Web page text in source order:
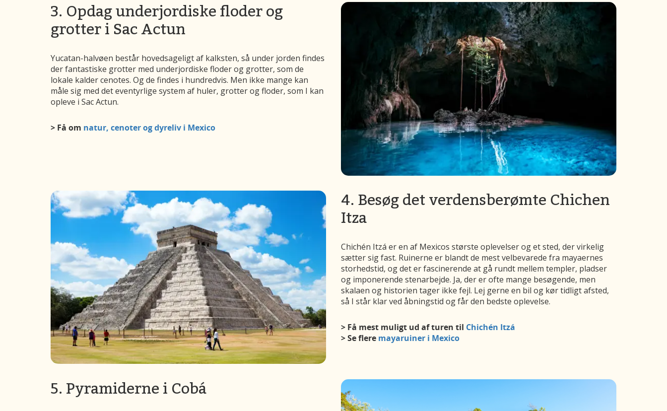
3. Opdag underjordiske floder og
grotter i Sac Actun
Yucatan-halvøen består hovedsageligt af kalksten, så under jorden findes
der fantastiske grotter med underjordiske floder og grotter, som de
lokale kalder cenotes. Og de findes i hundredvis. Men ikke mange kan
måle sig med det eventyrlige system af huler, grotter og floder, som I kan
opleve i Sac Actun.
> Få om natur, cenoter og dyreliv i Mexico
4. Besøg det verdensberømte Chichen
Itza
Chichén Itzá er en af Mexicos største oplevelser og et sted, der virkelig
sætter sig fast. Ruinerne er blandt de mest velbevarede fra mayaernes
storhedstid, og det er fascinerende at gå rundt mellem templer, pladser
og imponerende stenarbejde. Ja, der er ofte mange besøgende, men
skalaen og historien tager ikke fejl. Lej gerne en bil og kør tidligt afsted,
så I står klar ved åbningstid og får den bedste oplevelse.
> Få mest muligt ud af turen til Chichén Itzá
> Se flere mayaruiner i Mexico
5. Pyramiderne i Cobá